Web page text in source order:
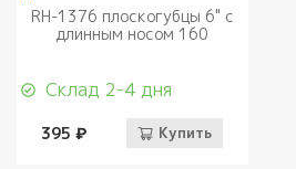
RH-1376 плоскогубцы 6" с
длинным носом 160
Склад 2-4 дня
395 ₽ Купить